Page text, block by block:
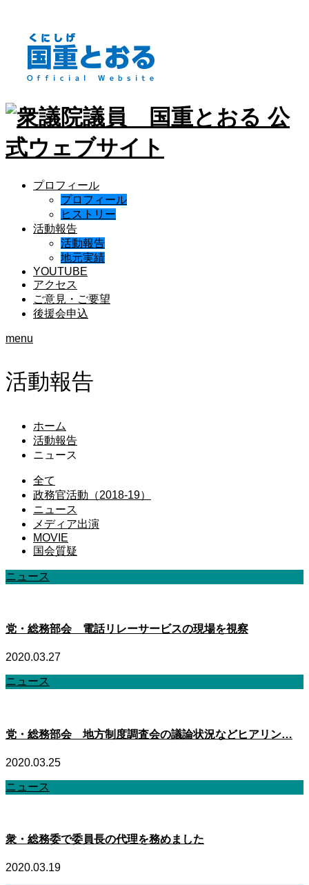
プロフィール
プロフィール
ヒストリー
活動報告
活動報告
地元実績
YOUTUBE
アクセス
ご意見・ご要望
後援会申込
menu
活動報告
ホーム
活動報告
ニュース
全て
政務官活動（2018-19）
ニュース
メディア出演
MOVIE
国会質疑
ニュース
党・総務部会 電話リレーサービスの現場を視察
2020.03.27
ニュース
党・総務部会 地方制度調査会の議論状況などヒアリン…
2020.03.25
ニュース
衆・総務委で委員長の代理を務めました
2020.03.19